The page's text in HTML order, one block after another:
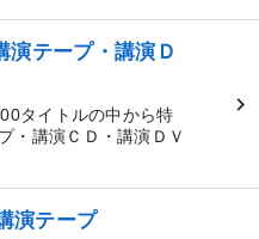
演テープ・講演Ｄ
タイトルの中から特
・講演ＣＤ・講演ＤＶ
演テープ